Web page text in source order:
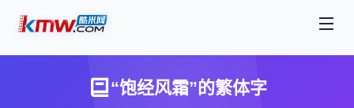
“饱经风霜”的繁体字